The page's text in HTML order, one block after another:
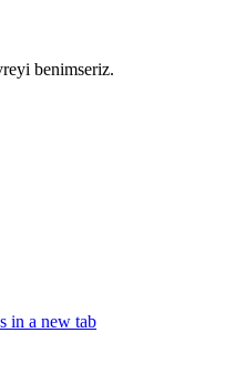
benimseriz.
in a new tab